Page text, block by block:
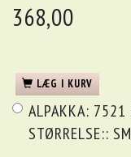
368,00
LÆG I KURV
ALPAKKA: 7521
STØRRELSE::